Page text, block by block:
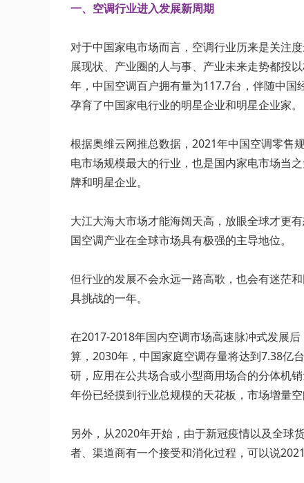
一、空调行业进入发展新周期
对于中国家电市场而言，空调行业历来是关注
展现状、产业圈的人与事、产业未来走势都投
年，中国空调百户拥有量为117.7台，伴随中
孕育了中国家电行业的明星企业和明星企业家。
根据奥维云网推总数据，2021年中国空调零售
电市场规模最大的行业，也是国内家电市场当
牌和明星企业。
大江大海大市场才能海阔天高，放眼全球才更
国空调产业在全球市场具有极强的主导地位。
但行业的发展不会永远一路高歌，也会有迷茫
具挑战的一年。
在2017-2018年国内空调市场高速脉冲式发展
算，2030年，中国家庭空调存量将达到7.38亿
研，应用在公共场合或小型商用场合的分体机
年份已经摸到行业总规模的天花板，市场增量空
另外，从2020年开始，由于新冠疫情以及全球
者、渠道商有一个接受和消化过程，可以说